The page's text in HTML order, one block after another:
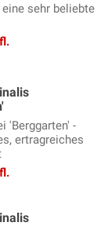
sehr beliebte
'Berggarten' -
ertragreiches